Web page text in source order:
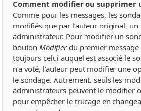
Comment modifier ou supprimer
Comme pour les messages, les
modifiés que par l’auteur original,
administrateur. Pour modifier un
bouton Modifierdu premier message
toujours celui auquel est associé le
n’a voté, l’auteur peut modifier une
le sondage. Autrement, seuls les
administrateurs peuvent le modifier
pour empêcher le trucage en